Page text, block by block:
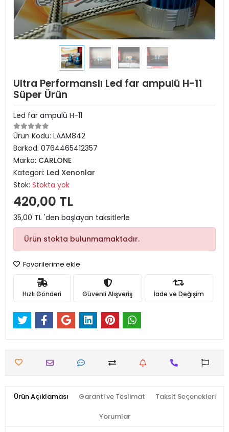
Ultra Performanslı Led far ampulü H-11
Süper Ürün
Led far ampulü H-11
Ürün Kodu: LAAM842
Barkod: 0764465412357
Marka: CARLONE
Kategori: Led Xenonlar
Stok: Stokta yok
420,00 TL
35,00 TL 'den başlayan taksitlerle
Ürün stokta bulunmamaktadır.
Favorilerime ekle
Hızlı Gönderi Güvenli Alışveriş İade ve Değişim
Ürün Açıklaması Garanti ve Teslimat Taksit Seçenekleri
Yorumlar